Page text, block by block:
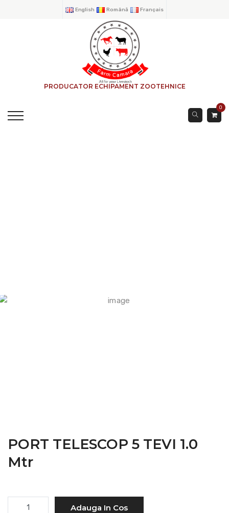
English Română Français
PRODUCATOR ECHIPAMENT ZOOTEHNICE
0
PORT TELESCOP 5 TEVI 1.0
Mtr
Cantitate
Adauga In Cos